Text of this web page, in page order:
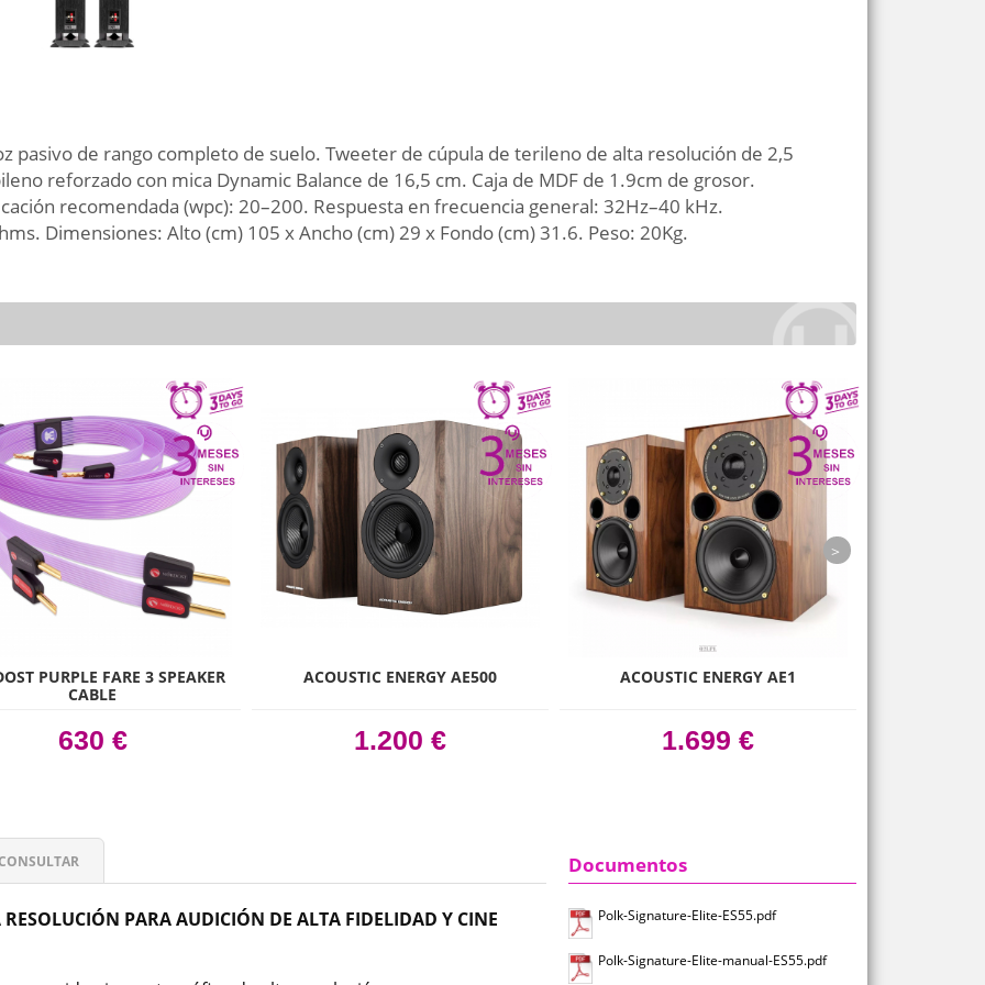
pasivo de rango completo de suelo. Tweeter de cúpula de terileno de alta resolución de 2,5
reforzado con mica Dynamic Balance de 16,5 cm. Caja de MDF de 1.9cm de grosor.
recomendada (wpc): 20–200. Respuesta en frecuencia general: 32Hz–40 kHz.
Dimensiones: Alto (cm) 105 x Ancho (cm) 29 x Fondo (cm) 31.6. Peso: 20Kg.
PURPLE FARE 3 SPEAKER
CABLE
630 €
ACOUSTIC ENERGY AE500
1.200 €
ACOUSTIC ENERGY AE1
1.699 €
PARA AUDICIÓN DE ALTA FIDELIDAD Y CINE
Documentos
Polk-Signature-Elite-ES55.pdf
Polk-Signature-Elite-manual-ES55.pdf